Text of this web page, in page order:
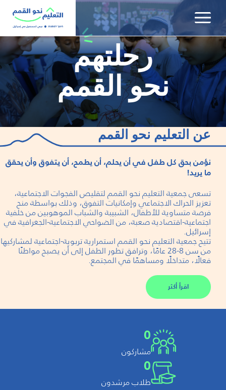
לֵב:
זֶה
מֻפְעֶלֶת
מַעֲרֶכֶת
נָגִישׁ
בִּקְלִיק
הַמְּסַיַּעַת
לִנְגִישׁוּת
הָאֲתָר.
رحلتهم
نحو القمم
عن التعليم نحو القمم
نؤمن بحق كل طفل في أن يحلم، أن يطمح، أن يتفوق وأن يحقق
ما يريد!
تسعى جمعية التعليم نحو القمم لتقليص الفجوات الاجتماعية،
تعزيز الحراك الاجتماعي وإمكانيات التفوق، وذلك بواسطة منح
فرصة متساوية للأطفال، الشبيبة والشباب الموهوبين من خلفية
اجتماعية-اقتصادية صعبة، من الضواحي الاجتماعية-الجغرافية في
إسرائيل.
تتيح جمعية التعليم نحو القمم استمرارية تربوية-اجتماعية لمشاركيها
من سن 8-28 عامًا، وترافق تطور الطفل إلى أن يصبح مواطنًا
فعالًا، متداخلًا ومساهمًا في المجتمع.
اقرأ أكثر
0
مشاركون
0
طلاب مرشدون